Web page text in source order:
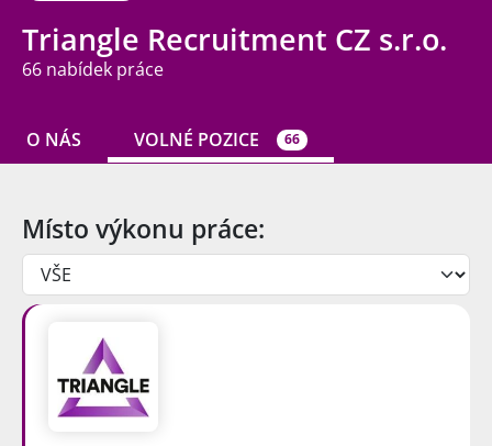
Triangle Recruitment CZ s.r.o.
66 nabídek práce
O NÁS VOLNÉ POZICE 66
Místo výkonu práce: